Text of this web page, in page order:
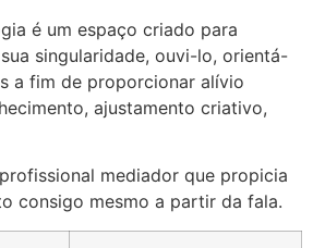
é um espaço criado para
singularidade, ouvi-lo, orientá-
a fim de proporcionar alívio
ajustamento criativo,
mediador que propicia
consigo mesmo a partir da fala.